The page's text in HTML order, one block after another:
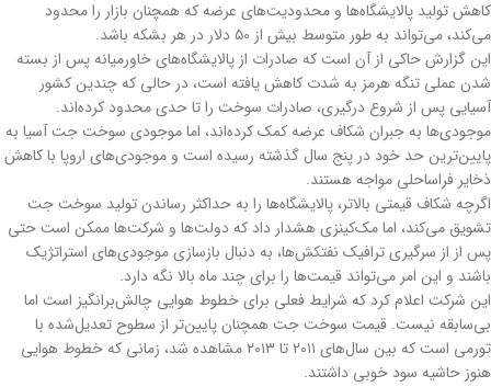
کاهش تولید پالایشگاه‌ها و محدودیت‌های عرضه که همچنان بازار را محدود
می‌کند، می‌تواند به طور متوسط بیش از ۵۰ دلار در هر بشکه باشد.
این گزارش حاکی از آن است که صادرات از پالایشگاه‌های خاورمیانه پس از بسته
شدن عملی تنگه هرمز به شدت کاهش یافته است، در حالی که چندین کشور
آسیایی پس از شروع درگیری، صادرات سوخت را تا حدی محدود کرده‌اند.
موجودی‌ها به جبران شکاف عرضه کمک کرده‌اند، اما موجودی سوخت جت آسیا به
پایین‌ترین حد خود در پنج سال گذشته رسیده است و موجودی‌های اروپا با کاهش
ذخایر فراساحلی مواجه هستند.
اگرچه شکاف قیمتی بالاتر، پالایشگاه‌ها را به حداکثر رساندن تولید سوخت جت
تشویق می‌کند، اما مک‌کینزی هشدار داد که دولت‌ها و شرکت‌ها ممکن است حتی
پس از از سرگیری ترافیک نفتکش‌ها، به دنبال بازسازی موجودی‌های استراتژیک
باشند و این امر می‌تواند قیمت‌ها را برای چند ماه بالا نگه دارد.
این شرکت اعلام کرد که شرایط فعلی برای خطوط هوایی چالش‌برانگیز است اما
بی‌سابقه نیست. قیمت سوخت جت همچنان پایین‌تر از سطوح تعدیل‌شده با
تورمی است که بین سال‌های ۲۰۱۱ تا ۲۰۱۳ مشاهده شد، زمانی که خطوط هوایی
هنوز حاشیه سود خوبی داشتند.